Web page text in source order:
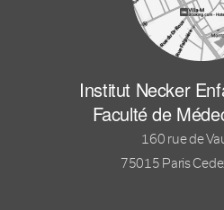
Institut Necker
Faculté de
160 rue de
75015 Paris